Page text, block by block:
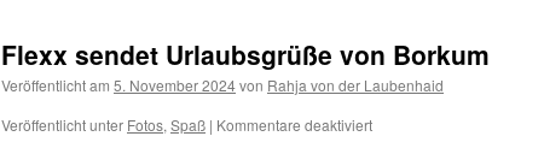
OG
Nürnberg
Flexx sendet Urlaubsgrüße von Borkum
Veröffentlicht am 5. November 2024von Rahja von der Laubenhaid
Veröffentlicht unter Fotos, Spaß | Kommentare deaktiviertfür